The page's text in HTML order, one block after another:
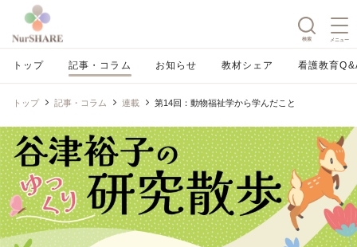
検索 メニュー
トップ 記事・コラム お知らせ 教材シェア 看護教育
トップ 記事・コラム 連載 第14回：動物福祉学から学んだこと